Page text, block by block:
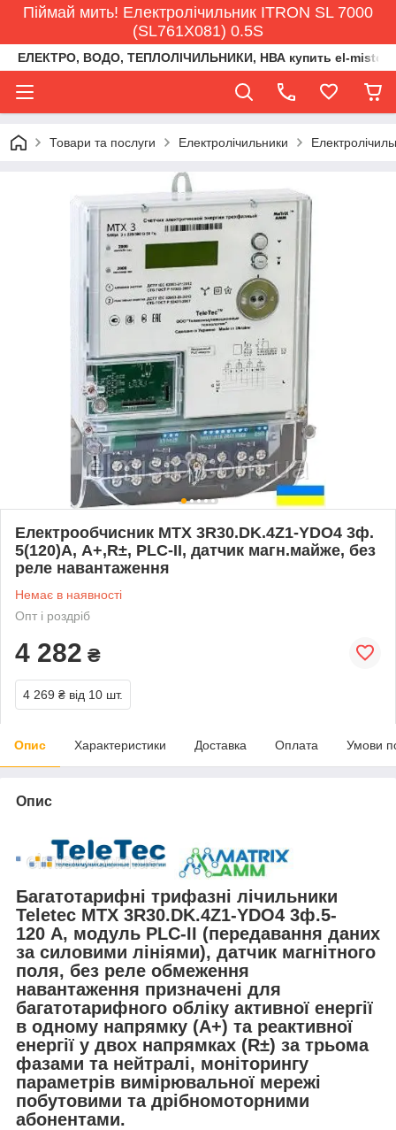
Піймай мить! Електролічильник ITRON SL 7000
(SL761X081) 0.5S
ЕЛЕКТРО, ВОДО, ТЕПЛОЛІЧИЛЬНИКИ, НВА купить el-
Товари та послуги Електролічильники
Електрообчисник MTX 3R30.DK.4Z1-YDO4 3ф.
5(120)А, A+,R±, PLC-II, датчик магн.майже, без
реле навантаження
Немає в наявності
Опт і роздріб
4 282 ₴
4 269 ₴ від 10 шт.
Опис Характеристики Доставка Оплата Умови
Опис
Багатотарифні трифазні лічильники
Teletec MTX 3R30.DK.4Z1-YDO4 3ф.5-
120 А, модуль PLC-II (передавання даних
за силовими лініями), датчик магнітного
поля, без реле обмеження
навантаження призначені для
багатотарифного обліку активної енергії
в одному напрямку (A+) та реактивної
енергії у двох напрямках (R±) за трьома
фазами та нейтралі, моніторингу
параметрів вимірювальної мережі
побутовими та дрібномоторними
абонентами.